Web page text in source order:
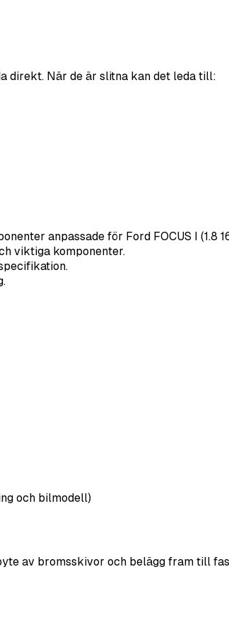
direkt. När de är slitna kan det leda till:
anpassade för Ford FOCUS I (1.8
viktiga komponenter.
och bilmodell)
av bromsskivor och belägg fram till